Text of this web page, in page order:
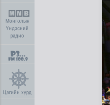
Монголын
Үндэсний
радио
Цагийн хүрд